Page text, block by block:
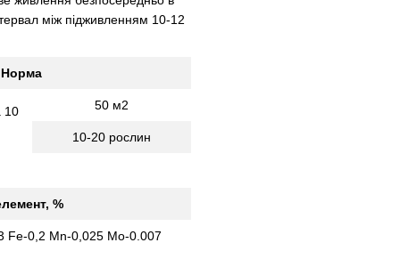
між підживленням 10-12
Норма
10 50 м2
10-20 рослин
%
Fe-0,2 Mn-0,025 Мо-0.007